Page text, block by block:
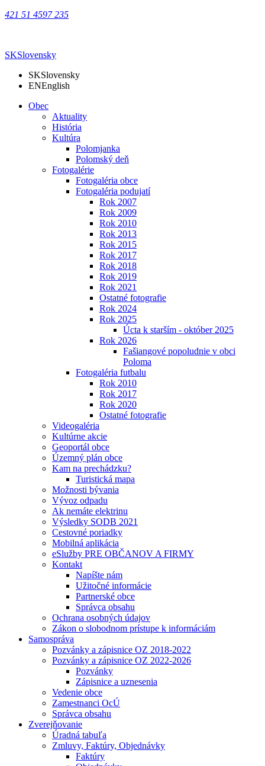
421 51 4597 235
SKSlovensky
SKSlovensky
ENEnglish
Obec
Aktuality
História
Kultúra
Polomjanka
Polomský deň
Fotogalérie
Fotogaléria obce
Fotogaléria podujatí
Rok 2007
Rok 2009
Rok 2010
Rok 2013
Rok 2015
Rok 2017
Rok 2018
Rok 2019
Rok 2021
Ostatné fotografie
Rok 2024
Rok 2025
Úcta k starším - október 2025
Rok 2026
Fašiangové popoludnie v obci
Poloma
Fotogaléria futbalu
Rok 2010
Rok 2017
Rok 2020
Ostatné fotografie
Videogaléria
Kultúrne akcie
Geoportál obce
Územný plán obce
Kam na prechádzku?
Turistická mapa
Možnosti bývania
Vývoz odpadu
Ak nemáte elektrinu
Výsledky SODB 2021
Cestovné poriadky
Mobilná aplikácia
eSlužby PRE OBČANOV A FIRMY
Kontakt
Napíšte nám
Užitočné informácie
Partnerské obce
Správca obsahu
Ochrana osobných údajov
Zákon o slobodnom prístupe k informáciám
Samospráva
Pozvánky a zápisnice OZ 2018-2022
Pozvánky a zápisnice OZ 2022-2026
Pozvánky
Zápisnice a uznesenia
Vedenie obce
Zamestnanci OcÚ
Správca obsahu
Zverejňovanie
Úradná tabuľa
Zmluvy, Faktúry, Objednávky
Faktúry